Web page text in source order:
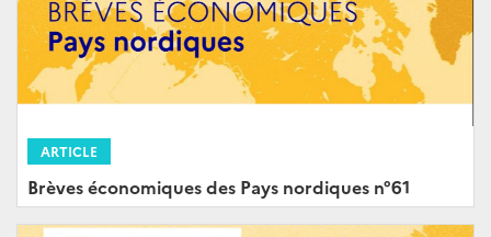
ARTICLE
Brèves économiques des Pays nordiques n°61